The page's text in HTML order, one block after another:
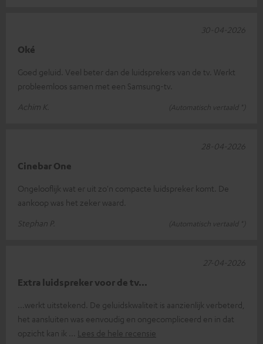
Oké
Goed geluid. Veel beter dan de luidsprekers van de tv. Werkt
probleemloos samen met een Samsung-tv.
Achim K.
(Automatisch vertaald *)
30-04-2026
Cinebar One
Ongelooflijk wat er uit zo'n compacte luidspreker komt. De
aankoop was het zeker waard.
Stephan P.
(Automatisch vertaald *)
28-04-2026
Extra luidspreker voor de tv...
...werkt uitstekend. De geluidskwaliteit is aanzienlijk verbeterd,
het aansluiten was eenvoudig en ongecompliceerd en in dat
opzicht kan ik
Lees de hele recensie
27-04-2026